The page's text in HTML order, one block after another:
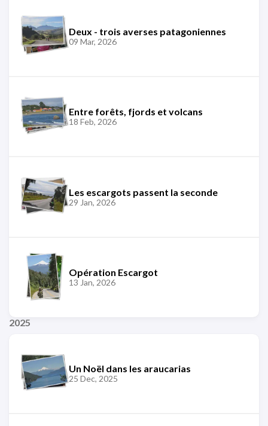
Deux - trois averses patagoniennes
09 Mar, 2026
Entre forêts, fjords et volcans
18 Feb, 2026
Les escargots passent la seconde
29 Jan, 2026
Opération Escargot
13 Jan, 2026
2025
Un Noël dans les araucarias
25 Dec, 2025